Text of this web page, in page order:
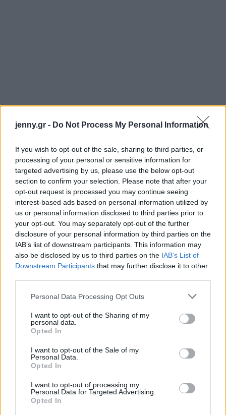
jenny.gr - Do Not Process My Personal Information
If you wish to opt-out of the sale, sharing to third parties, or
processing of your personal or sensitive information for
targeted advertising by us, please use the below opt-out
section to confirm your selection. Please note that after your
opt-out request is processed you may continue seeing
interest-based ads based on personal information utilized by
us or personal information disclosed to third parties prior to
your opt-out. You may separately opt-out of the further
disclosure of your personal information by third parties on the
IAB’s list of downstream participants. This information may
also be disclosed by us to third parties on the IAB’s List of
Downstream Participants that may further disclose it to other
Please note that this website/app uses one or more Google
not limited to your visit or usage behaviour. You may click to
grant or deny consent to Google and its third-party tags to
use your data for below specified purposes in below Google
consent section.
Personal Data Processing Opt Outs
I want to opt-out of the Sharing of my
personal data.
Opted In
I want to opt-out of the Sale of my
Personal Data.
Opted In
I want to opt-out of processing my
Personal Data for Targeted Advertising.
Opted In
Σύμφωνα με τα Κέντρα Ελέγχου Πρόληψης και
Ασθενειών,οι πιο πολλοί θάνατοι από
εγκυμοσύνη στις ΗΠΑ, θα μπορούσαν να είχαν
αποφευχθεί 100%.Δεν είναι η πρώτη φορά που η
Kamala Harris γίνεται υπέρμαχος αυτών των
γυναικών, υψώνοντας τη φωνή της σε κάθε αδικία
που στερεί αναίτια μια ζωή.
γυναικών έλαβε ακόμη μεγαλύτερη προσοχή όταν η
Serena Williamsκαι ηBeyonceμίλησαν ανοιχτά
για τα προβλήματα που αντιμετώπισαν στη γέννα.
οι πυλώνες τόσων οικογενειών και κοινοτήτων. Ας
συνεχίσουμε να δουλεύουμε όλοι μαζί για να
διαβεβαιώσουμε ότι όλες οι γυναίκες και οι μητέρες
στο έθνος μας έχουν την απαραίτητη φροντίδα».